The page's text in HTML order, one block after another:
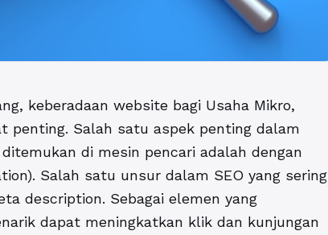
keberadaan website bagi Usaha Mikro,
penting. Salah satu aspek penting dalam
di mesin pencari adalah dengan
Salah satu unsur dalam SEO yang sering
description. Sebagai elemen yang
dapat meningkatkan klik dan kunjungan